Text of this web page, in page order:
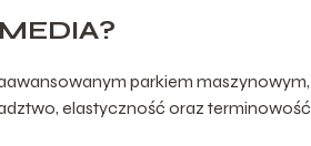
parkiem
elastyczność oraz